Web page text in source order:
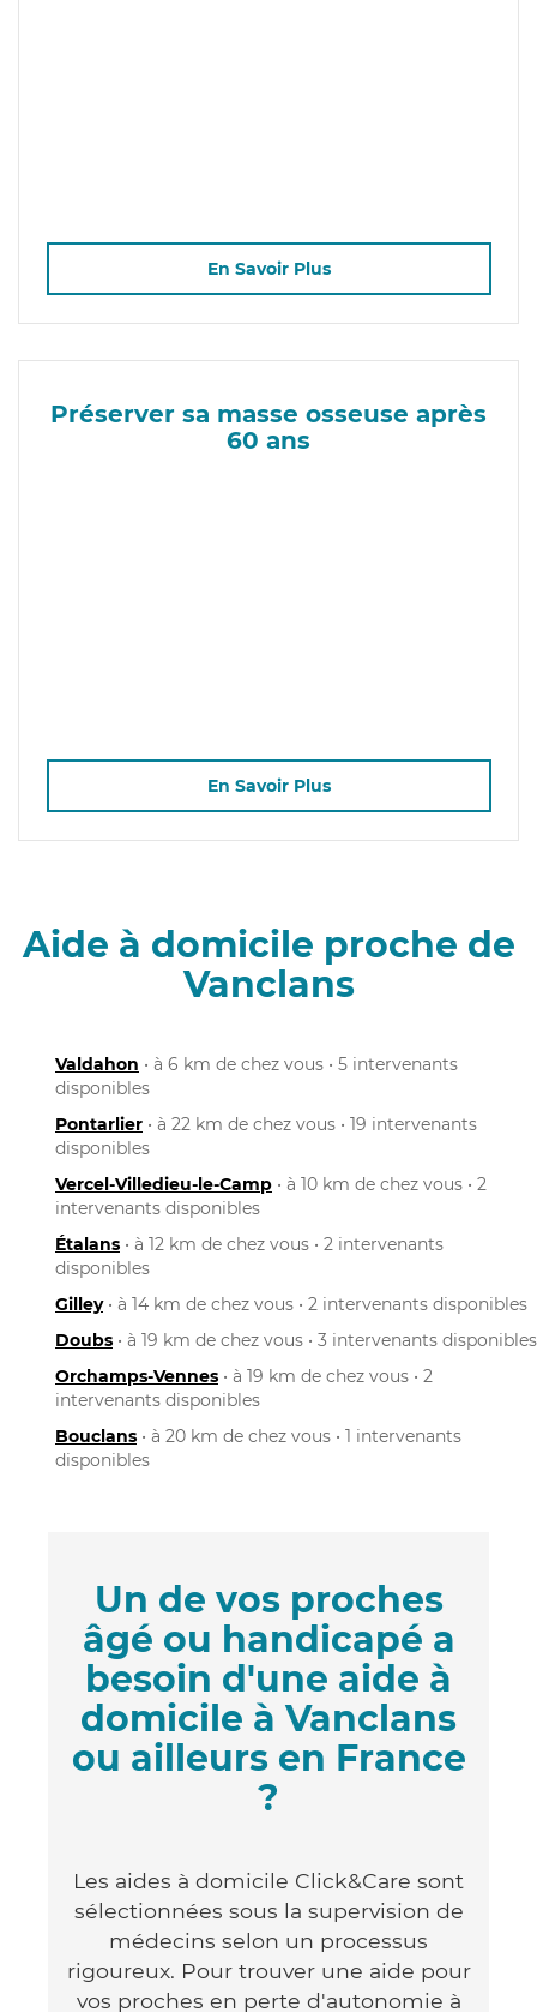
En Savoir Plus
Préserver sa masse osseuse après
60 ans
En Savoir Plus
Aide à domicile proche de
Vanclans
Valdahon • à 6 km de chez vous • 5 intervenants
disponibles
Pontarlier • à 22 km de chez vous • 19 intervenants
disponibles
Vercel-Villedieu-le-Camp • à 10 km de chez vous • 2
intervenants disponibles
Étalans • à 12 km de chez vous • 2 intervenants
disponibles
Gilley• à 14 km de chez vous • 2 intervenants disponibles
Doubs • à 19 km de chez vous • 3 intervenants disponibles
Orchamps-Vennes • à 19 km de chez vous • 2
intervenants disponibles
Bouclans • à 20 km de chez vous • 1 intervenants
disponibles
Un de vos proches
âgé ou handicapé a
besoin d'une aide à
domicile à Vanclans
ou ailleurs en France
?
Les aides à domicile Click&Care sont
sélectionnées sous la supervision de
médecins selon un processus
rigoureux. Pour trouver une aide pour
vos proches en perte d'autonomie à